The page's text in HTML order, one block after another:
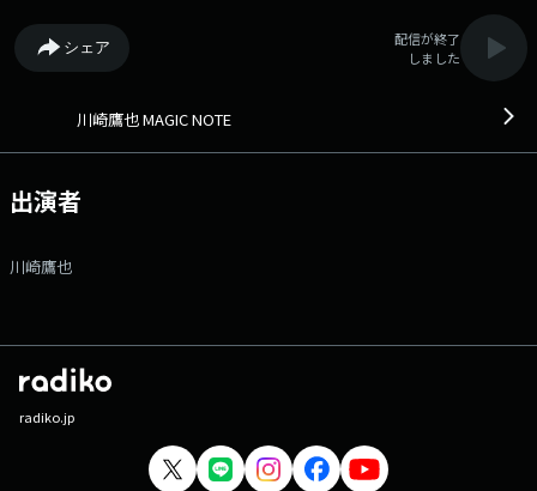
#マジノコ をつけて参加してくださいね！ 番組Webサイト：
https://www.tfm.co.jp/magic/ メッセージフォーム：
https://www.tfm.co.jp/f/magic/form Xハッシュタグは「#マジノト」
シェア
配信が終了
しました
川崎鷹也 MAGIC NOTE
出演者
川崎鷹也
radiko.jp